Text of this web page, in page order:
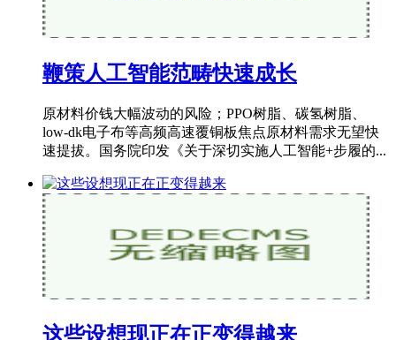
鞭策人工智能范畴快速成长
原材料价钱大幅波动的风险；PPO树脂、碳氢树脂、
low-dk电子布等高频高速覆铜板焦点原材料需求无望快
速提拔。国务院印发《关于深切实施人工智能+步履的...
这些设想现正在正变得越来